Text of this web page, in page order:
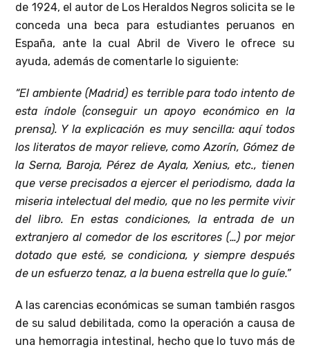
de 1924, el autor de Los Heraldos Negros solicita se le
conceda una beca para estudiantes peruanos en
España, ante la cual Abril de Vivero le ofrece su
ayuda, además de comentarle lo siguiente:
“El ambiente (Madrid) es terrible para todo intento de
esta índole (conseguir un apoyo económico en la
prensa). Y la explicación es muy sencilla: aquí todos
los literatos de mayor relieve, como Azorín, Gómez de
la Serna, Baroja, Pérez de Ayala, Xenius, etc., tienen
que verse precisados a ejercer el periodismo, dada la
miseria intelectual del medio, que no les permite vivir
del libro. En estas condiciones, la entrada de un
extranjero al comedor de los escritores (…) por mejor
dotado que esté, se condiciona, y siempre después
de un esfuerzo tenaz, a la buena estrella que lo guíe.”
A las carencias económicas se suman también rasgos
de su salud debilitada, como la operación a causa de
una hemorragia intestinal, hecho que lo tuvo más de